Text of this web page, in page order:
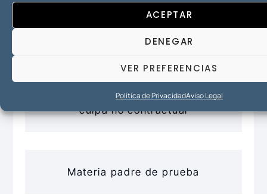
ACEPTAR
DENEGAR
VER PREFERENCIAS
Política de PrivacidadAviso Legal
Promoción inmobiliaria y
incumplimientos contractuales y
culpa no contractual
Materia padre de prueba